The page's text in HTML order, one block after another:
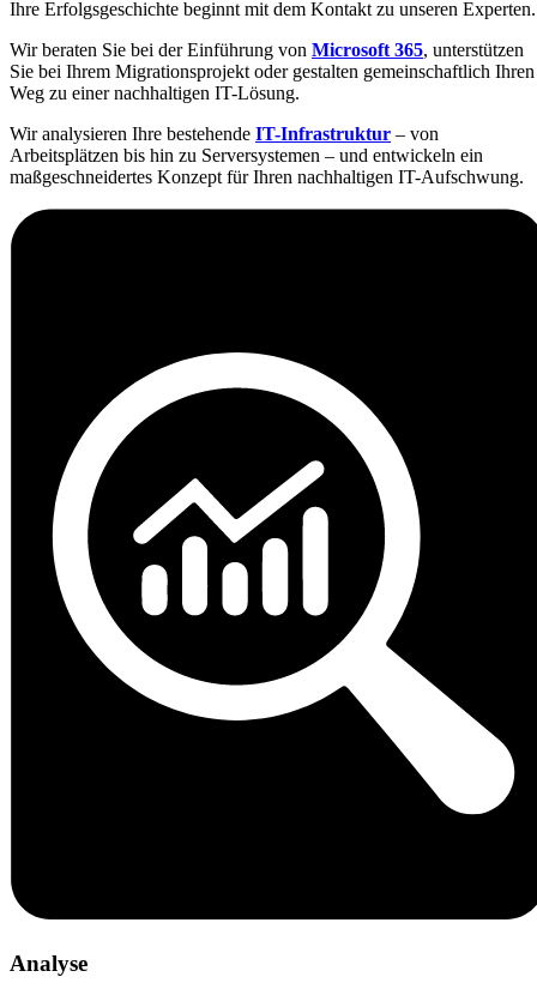
Ihre Erfolgsgeschichte beginnt mit dem Kontakt zu unseren Experten.
Wir beraten Sie bei der Einführung von Microsoft 365, unterstützen
Sie bei Ihrem Migrationsprojekt oder gestalten gemeinschaftlich Ihren
Weg zu einer nachhaltigen IT-Lösung.
Wir analysieren Ihre bestehende IT-Infrastruktur – von
Arbeitsplätzen bis hin zu Serversystemen – und entwickeln ein
maßgeschneidertes Konzept für Ihren nachhaltigen IT-Aufschwung.
Analyse